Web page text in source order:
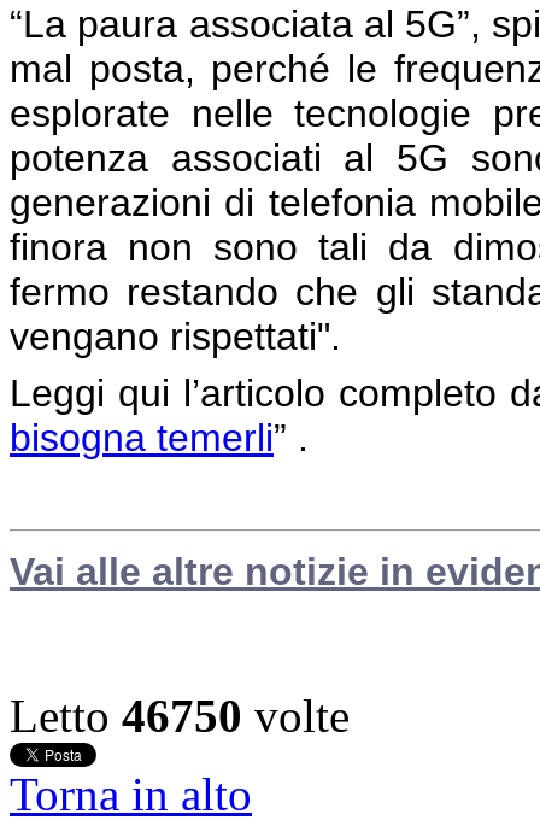
“La paura associata al 5G”,
mal posta, perché le
esplorate nelle tecnologie
potenza associati al 5G
generazioni di telefonia
finora non sono tali da
fermo restando che gli
vengano rispettati".
Leggi qui l’articolo completo
bisogna temerli” .
Vai alle altre notizie in
Letto 46750 volte
Torna in alto